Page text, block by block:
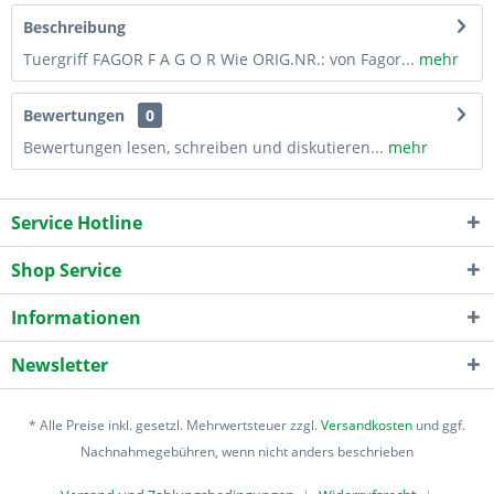
Beschreibung
Tuergriff FAGOR F A G O R Wie ORIG.NR.: von Fagor... mehr
Bewertungen
0
Bewertungen lesen, schreiben und diskutieren... mehr
Service Hotline
Shop Service
Informationen
Newsletter
* Alle Preise inkl. gesetzl. Mehrwertsteuer zzgl.Versandkosten und ggf.
Nachnahmegebühren, wenn nicht anders beschrieben